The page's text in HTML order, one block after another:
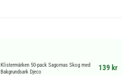
Klistermärken 50-pack Sagornas Skog med
Bakgrundsark Djeco
139 kr